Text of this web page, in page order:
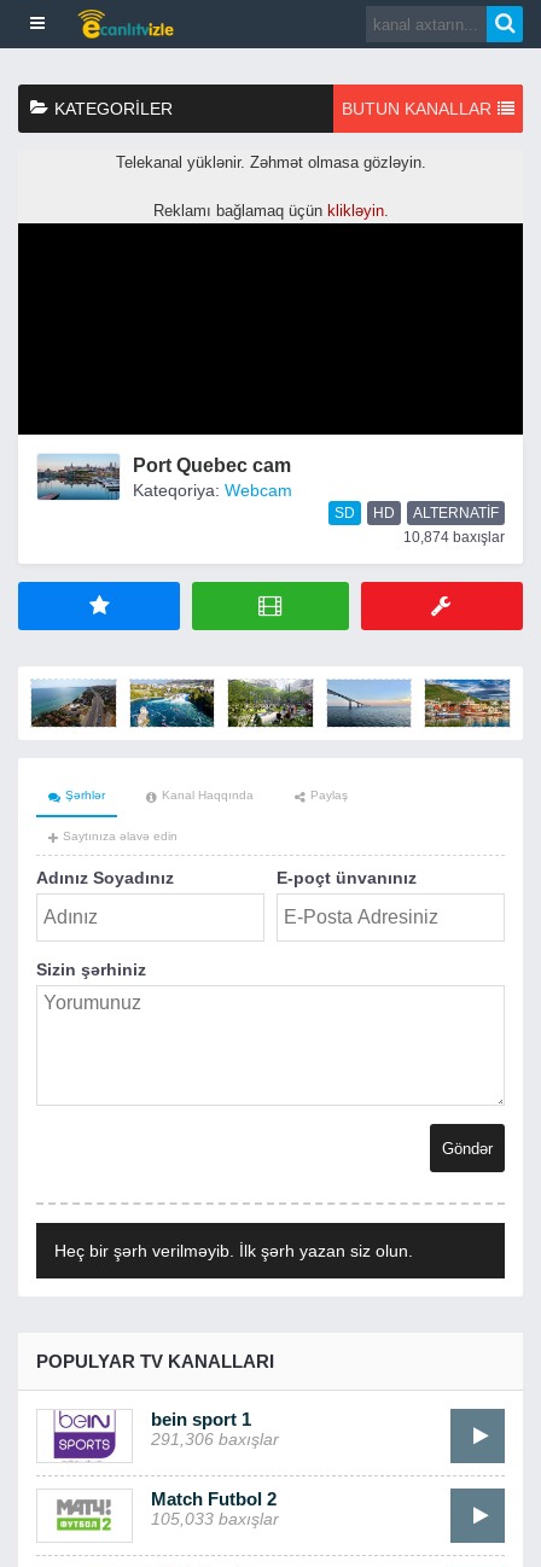
KATEGORILER BUTUN KANALLAR
Port Quebec cam
Kateqoriya: Webcam
SD HD
ALTERNATIF
10,874 baxışlar
Şərhlər Kanal Haqqında Paylaş
Saytınıza əlavə edin
Adınız Soyadınız E-poçt ünvanınız
Sizin şərhiniz
Heç bir şərh verilməyib. İlk şərh yazan siz olun.
POPULYAR TV KANALLARI
bein sport 1
291,306 baxışlar
Match Futbol 2
105,033 baxışlar